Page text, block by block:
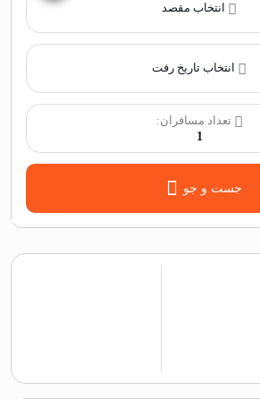
انتخاب مقصد
تعداد مسافران:
1
جست و جو